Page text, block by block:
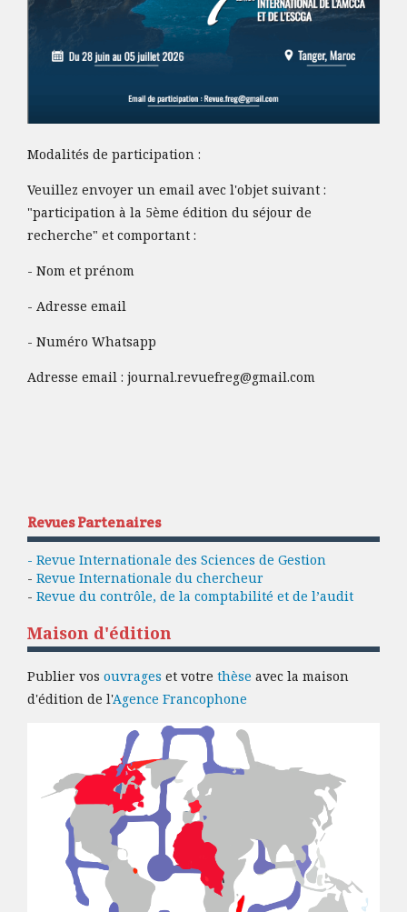
Modalités de participation :
Veuillez envoyer un email avec l'objet suivant :
"participation à la 5ème édition du séjour de
recherche" et comportant :
- Nom et prénom
- Adresse email
- Numéro Whatsapp
Adresse email : journal.revuefreg@gmail.com
Revues Partenaires
- Revue Internationale des Sciences de Gestion
- Revue Internationale du chercheur
- Revue du contrôle, de la comptabilité et de l’audit
Maison d'édition
Publier vos ouvrages et votre thèse avec la maison
d'édition de l'Agence Francophone